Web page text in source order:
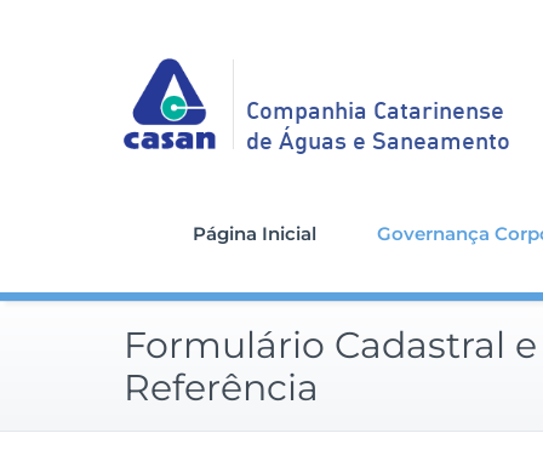
Companhia Catarinense
de Águas e Saneamento
Página Inicial Governança
Formulário Cadastral
Referência